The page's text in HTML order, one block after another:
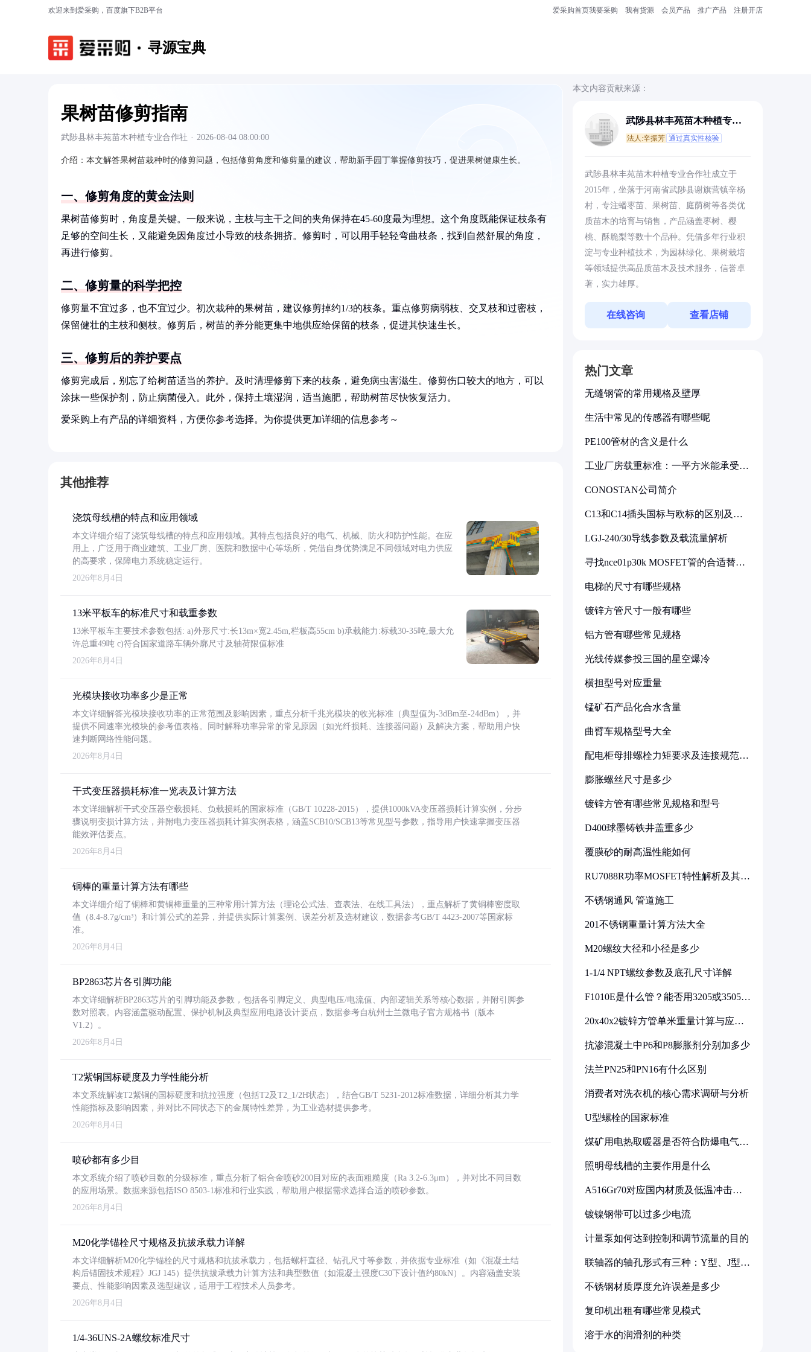
欢迎来到爱采购，百度旗下B2B平台 爱采购首页我要采购 我有货源 会员产品 推广产品 注册开店
寻源宝典
果树苗修剪指南
武陟县林丰苑苗木种植专业合作社 · 2026-08-04 08:00:00
介绍： 本文解答果树苗栽种时的修剪问题，包括修剪角度和修剪量的建议，帮助新手园丁掌握修剪技巧，促进果树健康生长。
一、修剪角度的黄金法则
果树苗修剪时，角度是关键。一般来说，主枝与主干之间的夹角保持在45-60度最为理想。这个角度既能保证枝条有
足够的空间生长，又能避免因角度过小导致的枝条拥挤。修剪时，可以用手轻轻弯曲枝条，找到自然舒展的角度，
再进行修剪。
二、修剪量的科学把控
修剪量不宜过多，也不宜过少。初次栽种的果树苗，建议修剪掉约1/3的枝条。重点修剪病弱枝、交叉枝和过密枝，
保留健壮的主枝和侧枝。修剪后，树苗的养分能更集中地供应给保留的枝条，促进其快速生长。
三、修剪后的养护要点
修剪完成后，别忘了给树苗适当的养护。及时清理修剪下来的枝条，避免病虫害滋生。修剪伤口较大的地方，可以
涂抹一些保护剂，防止病菌侵入。此外，保持土壤湿润，适当施肥，帮助树苗尽快恢复活力。
爱采购上有产品的详细资料，方便你参考选择。为你提供更加详细的信息参考～
其他推荐
浇筑母线槽的特点和应用领域
本文详细介绍了浇筑母线槽的特点和应用领域。其特点包括良好的电气、机械、防火和防护性能。在应
用上，广泛用于商业建筑、工业厂房、医院和数据中心等场所，凭借自身优势满足不同领域对电力供应
的高要求，保障电力系统稳定运行。
2026年8月4日
13米平板车的标准尺寸和载重参数
13米平板车主要技术参数包括: a)外形尺寸:长13m×宽2.45m,栏板高55cm b)承载能力:标载30-35吨,最大允
许总重49吨 c)符合国家道路车辆外廓尺寸及轴荷限值标准
2026年8月4日
光模块接收功率多少是正常
本文详细解答光模块接收功率的正常范围及影响因素，重点分析千兆光模块的收光标准（典型值为-3dBm至-24dBm），并
提供不同速率光模块的参考值表格。同时解释功率异常的常见原因（如光纤损耗、连接器问题）及解决方案，帮助用户快
速判断网络性能问题。
2026年8月4日
干式变压器损耗标准一览表及计算方法
本文详细解析干式变压器空载损耗、负载损耗的国家标准（GB/T 10228-2015），提供1000kVA变压器损耗计算实例，分步
骤说明变损计算方法，并附电力变压器损耗计算实例表格，涵盖SCB10/SCB13等常见型号参数，指导用户快速掌握变压器
能效评估要点。
2026年8月4日
铜棒的重量计算方法有哪些
本文详细介绍了铜棒和黄铜棒重量的三种常用计算方法（理论公式法、查表法、在线工具法），重点解析了黄铜棒密度取
值（8.4-8.7g/cm³）和计算公式的差异，并提供实际计算案例、误差分析及选材建议，数据参考GB/T 4423-2007等国家标
准。
2026年8月4日
BP2863芯片各引脚功能
本文详细解析BP2863芯片的引脚功能及参数，包括各引脚定义、典型电压/电流值、内部逻辑关系等核心数据，并附引脚参
数对照表。内容涵盖驱动配置、保护机制及典型应用电路设计要点，数据参考自杭州士兰微电子官方规格书（版本
V1.2）。
2026年8月4日
T2紫铜国标硬度及力学性能分析
本文系统解读T2紫铜的国标硬度和抗拉强度（包括T2及T2_1/2H状态），结合GB/T 5231-2012标准数据，详细分析其力学
性能指标及影响因素，并对比不同状态下的金属特性差异，为工业选材提供参考。
2026年8月4日
喷砂都有多少目
本文系统介绍了喷砂目数的分级标准，重点分析了铝合金喷砂200目对应的表面粗糙度（Ra 3.2-6.3μm），并对比不同目数
的应用场景。数据来源包括ISO 8503-1标准和行业实践，帮助用户根据需求选择合适的喷砂参数。
2026年8月4日
M20化学锚栓尺寸规格及抗拔承载力详解
本文详细解析M20化学锚栓的尺寸规格和抗拔承载力，包括螺杆直径、钻孔尺寸等参数，并依据专业标准（如《混凝土结
构后锚固技术规程》JGJ 145）提供抗拔承载力计算方法和典型数值（如混凝土强度C30下设计值约80kN）。内容涵盖安装
要点、性能影响因素及选型建议，适用于工程技术人员参考。
2026年8月4日
1/4-36UNS-2A螺纹标准尺寸
本文内容贡献来源：
武陟县林丰苑苗木种植专业
法人:辛振芳 通过真实性核验
武陟县林丰苑苗木种植专业合作社成立于
2015年，坐落于河南省武陟县谢旗营镇辛杨
村，专注蟠枣苗、果树苗、庭荫树等各类优
质苗木的培育与销售，产品涵盖枣树、樱
桃、酥脆梨等数十个品种。凭借多年行业积
淀与专业种植技术，为园林绿化、果树栽培
等领域提供高品质苗木及技术服务，信誉卓
著，实力雄厚。
在线咨询 查看店铺
热门文章
无缝钢管的常用规格及壁厚
生活中常见的传感器有哪些呢
PE100管材的含义是什么
工业厂房载重标准：一平方米能承受多
CONOSTAN公司简介
C13和C14插头国标与欧标的区别及其
LGJ-240/30导线参数及载流量解析
寻找nce01p30k MOSFET管的合适替代
电梯的尺寸有哪些规格
镀锌方管尺寸一般有哪些
铝方管有哪些常见规格
光线传媒参投三国的星空爆冷
横担型号对应重量
锰矿石产品化合水含量
曲臂车规格型号大全
配电柜母排螺栓力矩要求及连接规范详
膨胀螺丝尺寸是多少
镀锌方管有哪些常见规格和型号
D400球墨铸铁井盖重多少
覆膜砂的耐高温性能如何
RU7088R功率MOSFET特性解析及其在
不锈钢通风 管道施工
201不锈钢重量计算方法大全
M20螺纹大径和小径是多少
1-1/4 NPT螺纹参数及底孔尺寸详解
F1010E是什么管？能否用3205或3505代
20x40x2镀锌方管单米重量计算与应用
抗渗混凝土中P6和P8膨胀剂分别加多少
法兰PN25和PN16有什么区别
消费者对洗衣机的核心需求调研与分析
U型螺栓的国家标准
煤矿用电热取暖器是否符合防爆电气设
照明母线槽的主要作用是什么
A516Gr70对应国内材质及低温冲击要
镀镍钢带可以过多少电流
计量泵如何达到控制和调节流量的目的
联轴器的轴孔形式有三种：Y型、J型、
不锈钢材质厚度允许误差是多少
复印机出租有哪些常见模式
溶于水的润滑剂的种类